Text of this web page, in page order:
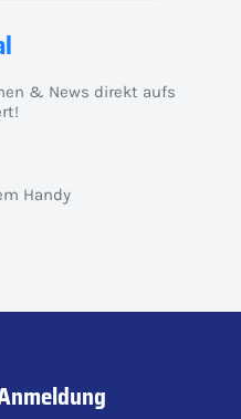
& News direkt aufs
Handy